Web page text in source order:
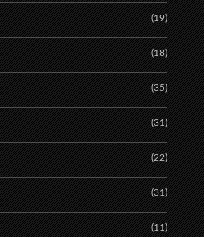
(19)
(18)
(35)
(31)
(22)
(31)
(11)